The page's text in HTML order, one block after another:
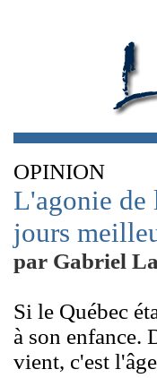
OPINION
L'agonie de
jours
par Gabriel
Si le Québec
à son enfance.
vient, c'est